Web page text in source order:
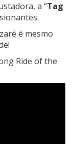
a “Tag
é mesmo
Ride of the